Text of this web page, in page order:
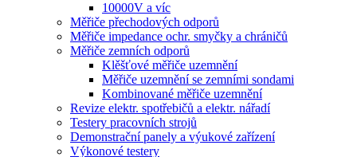
10000V a víc
Měřiče přechodových odporů
Měřiče impedance ochr. smyčky a chráničů
Měřiče zemních odporů
Klěšťové měřiče uzemnění
Měřiče uzemnění se zemními sondami
Kombinované měřiče uzemnění
Revize elektr. spotřebičů a elektr. nářadí
Testery pracovních strojů
Demonstrační panely a výukové zařízení
Výkonové testery